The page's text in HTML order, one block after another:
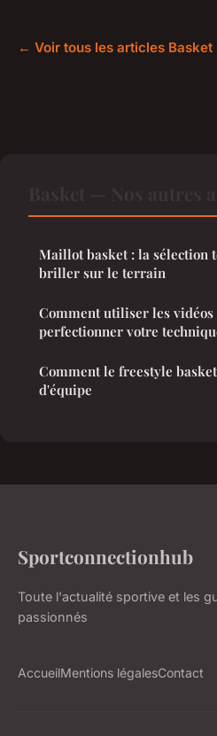
← Voir tous les articles Basket
Maillot basket : la sélection
briller sur le terrain
Comment utiliser les vidéos
perfectionner votre
Comment le freestyle
d'équipe
Sportconnectionhub
Toute l'actualité sportive et les
passionnés
AccueilMentions légalesContact